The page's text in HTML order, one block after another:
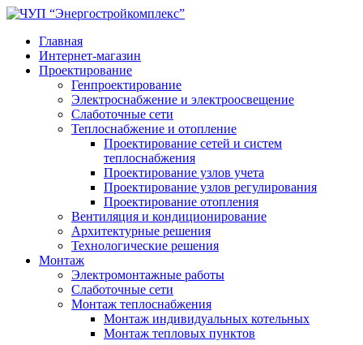
Главная
Интернет-магазин
Проектирование
Генпроектирование
Электроснабжение и электроосвещение
Слаботочные сети
Теплоснабжение и отопление
Проектирование сетей и систем
теплоснабжения
Проектирование узлов учета
Проектирование узлов регулирования
Проектирование отопления
Вентиляция и кондиционирование
Архитектурные решения
Технологические решения
Монтаж
Электромонтажные работы
Слаботочные сети
Монтаж теплоснабжения
Монтаж индивидуальных котельных
Монтаж тепловых пунктов